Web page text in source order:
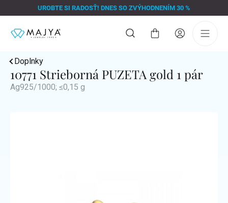
na
UROBTE SI RADOSŤ! DNES SO ZVÝHODNENÍM 30 %
Nákupný
Doplnky
10771 Strieborná PUZETA gold 1 pár
Ag925/1000; ≤0,15 g